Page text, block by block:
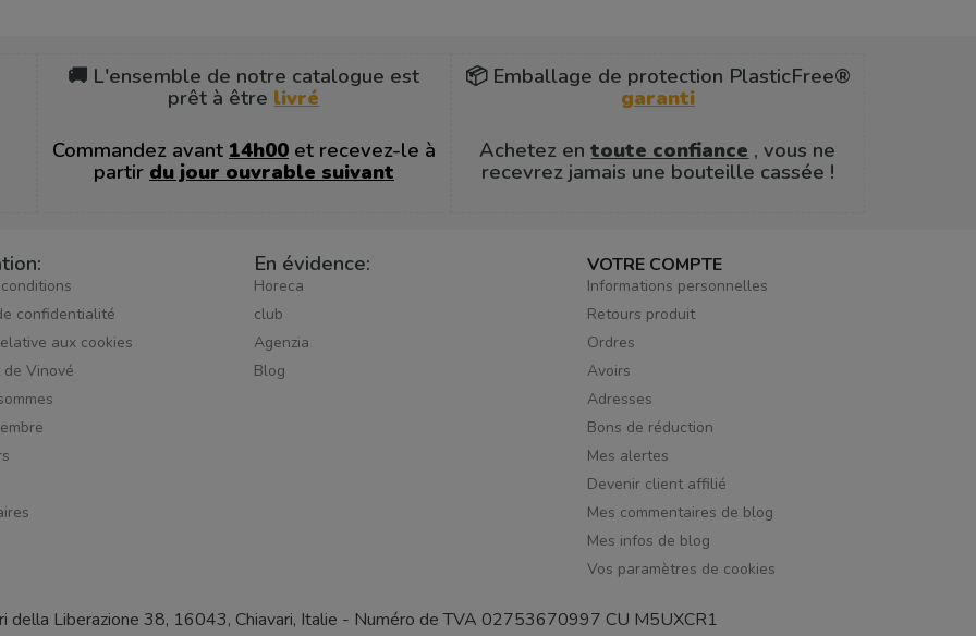
🚚 L'ensemble de notre catalogue est
prêt à être livré
Commandez avant 14h00 et recevez-le à
partir du jour ouvrable suivant
📦 Emballage de protection PlasticFree®
garanti
Achetez entoute confiance , vous ne
recevrez jamais une bouteille cassée !
confidentialité
aux cookies
Vinové
En évidence:
Horeca
club
Agenzia
Blog
VOTRE COMPTE
Informations personnelles
Retours produit
Ordres
Avoirs
Adresses
Bons de réduction
Mes alertes
Devenir client affilié
Mes commentaires de blog
Mes infos de blog
Vos paramètres de cookies
della Liberazione 38, 16043, Chiavari, Italie - Numéro de TVA 02753670997 CU M5UXCR1